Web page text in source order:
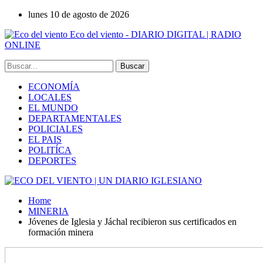
lunes 10 de agosto de 2026
Eco del viento - DIARIO DIGITAL | RADIO
ONLINE
ECONOMÍA
LOCALES
EL MUNDO
DEPARTAMENTALES
POLICIALES
EL PAIS
POLITÍCA
DEPORTES
Home
MINERIA
Jóvenes de Iglesia y Jáchal recibieron sus certificados en
formación minera